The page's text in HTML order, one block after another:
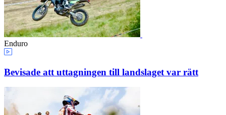
Enduro
Bevisade att uttagningen till landslaget var rätt